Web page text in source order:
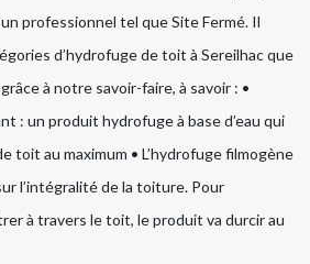
professionnel tel que Site Fermé. Il
d’hydrofuge de toit à Sereilhac que
à notre savoir-faire, à savoir : •
: un produit hydrofuge à base d’eau qui
toit au maximum • L’hydrofuge filmogène
l’intégralité de la toiture. Pour
à travers le toit, le produit va durcir au